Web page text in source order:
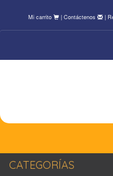
Mi carrito | Contáctenos |
CATEGORÍAS